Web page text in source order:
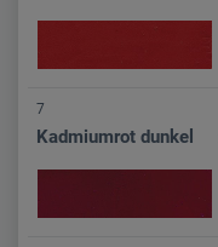
7
Kadmiumrot dunkel